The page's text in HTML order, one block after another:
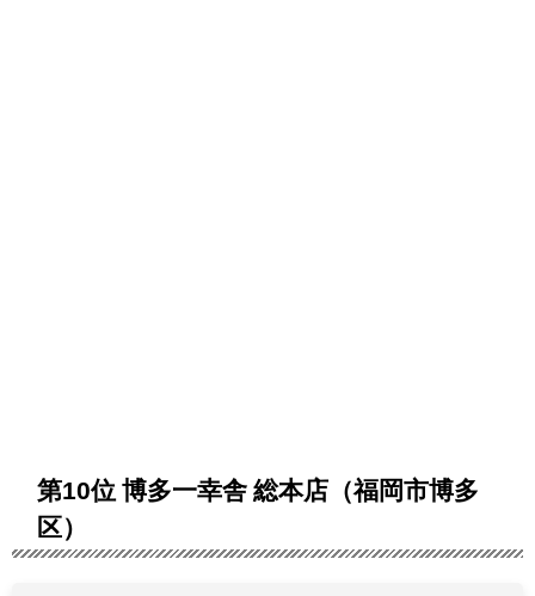
第10位 博多一幸舎 総本店（福岡市博多
区）